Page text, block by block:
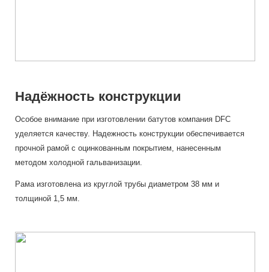
Надёжность конструкции
Особое внимание при изготовлении батутов компания DFC
уделяется качеству. Надежность конструкции обеспечивается
прочной рамой с оцинкованным покрытием, нанесенным
методом холодной гальванизации.
Рама изготовлена из круглой трубы диаметром 38 мм и
толщиной 1,5 мм.